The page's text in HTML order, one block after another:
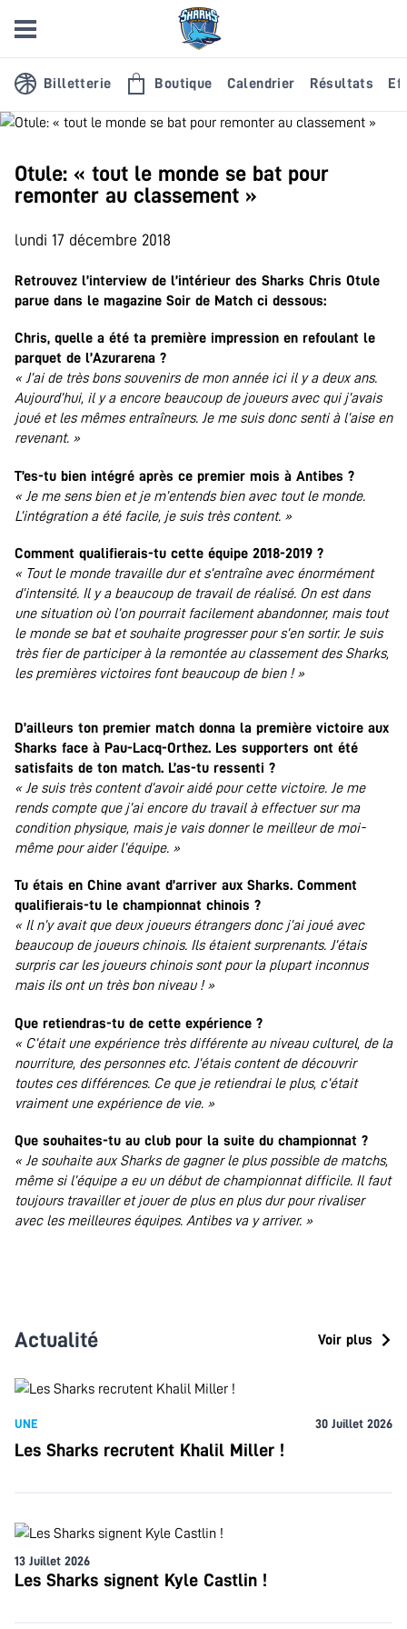
Billetterie Boutique Calendrier Résultats
Otule: « tout le monde se bat pour
remonter au classement »
lundi 17 décembre 2018
Retrouvez l’interview de l’intérieur des Sharks Chris Otule
parue dans le magazine Soir de Match ci dessous:
Chris, quelle a été ta première impression en refoulant le
parquet de l’Azurarena ?
« J’ai de très bons souvenirs de mon année ici il y a deux ans.
Aujourd’hui, il y a encore beaucoup de joueurs avec qui j’avais
joué et les mêmes entraîneurs. Je me suis donc senti à l’aise en
revenant. »
T’es-tu bien intégré après ce premier mois à Antibes ?
« Je me sens bien et je m’entends bien avec tout le monde.
L’intégration a été facile, je suis très content. »
Comment qualifierais-tu cette équipe 2018-2019 ?
« Tout le monde travaille dur et s’entraîne avec énormément
d’intensité. Il y a beaucoup de travail de réalisé. On est dans
une situation où l’on pourrait facilement abandonner, mais tout
le monde se bat et souhaite progresser pour s’en sortir. Je suis
très fier de participer à la remontée au classement des Sharks,
les premières victoires font beaucoup de bien ! »
D’ailleurs ton premier match donna la première victoire aux
Sharks face à Pau-Lacq-Orthez. Les supporters ont été
satisfaits de ton match. L’as-tu ressenti ?
« Je suis très content d’avoir aidé pour cette victoire. Je me
rends compte que j’ai encore du travail à effectuer sur ma
condition physique, mais je vais donner le meilleur de moi-
même pour aiderl’équipe. »
Tu étais en Chine avant d’arriver aux Sharks. Comment
qualifierais-tu le championnat chinois ?
« Il n’y avait que deux joueurs étrangers donc j’ai joué avec
beaucoup de joueurs chinois. Ils étaient surprenants. J’étais
surpris car les joueurs chinois sont pour la plupart inconnus
mais ils ont un très bon niveau ! »
Que retiendras-tu de cette expérience ?
« C’était une expérience très différente au niveau culturel, de la
nourriture, des personnes etc. J’étais content de découvrir
toutes ces différences. Ce que je retiendrai le plus, c’était
vraiment une expérience de vie. »
Que souhaites-tu au club pour la suite du championnat ?
« Je souhaite aux Sharks de gagner le plus possible de matchs,
même si l’équipe a eu un début de championnat difficile. Il faut
toujours travailler et jouer de plus en plus dur pour rivaliser
avec les meilleures équipes. Antibes va y arriver. »
Actualité Voir plus
UNE 30 Juillet 2026
Les Sharks recrutent Khalil Miller !
13 Juillet 2026
Les Sharks signent Kyle Castlin !